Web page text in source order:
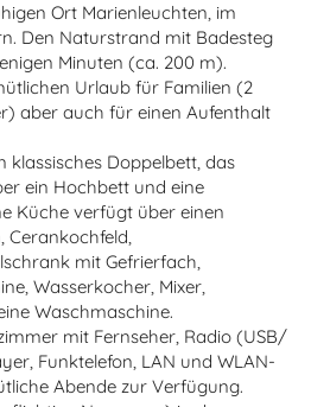
Ort Marienleuchten, im
Den Naturstrand mit Badesteg
Minuten (ca. 200 m).
Urlaub für Familien (2
aber auch für einen Aufenthalt
klassisches Doppelbett, das
ein Hochbett und eine
Küche verfügt über einen
Cerankochfeld,
mit Gefrierfach,
Wasserkocher, Mixer,
Waschmaschine.
mit Fernseher, Radio (USB/
Funktelefon, LAN und WLAN-
Abende zur Verfügung.